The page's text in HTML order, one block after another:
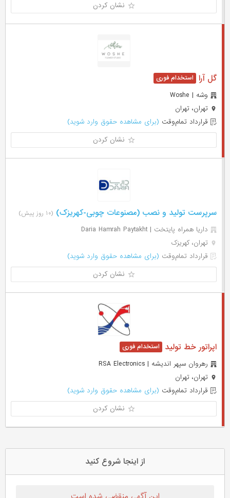
نشان کردن
گل آرا
وشه | Woshe
تهران، تهران
قرارداد تمام‌وقت (برای مشاهده حقوق وارد شوید)
نشان کردن
سرپرست تولید و نصب (مصنوعات چوبی-کهریزک) (۱۰ روز پیش)
داریا همراه پایتخت | Daria Hamrah Paytakht
تهران، کهریزک
قرارداد تمام‌وقت (برای مشاهده حقوق وارد شوید)
نشان کردن
اپراتور خط تولید
رهروان سپهر اندیشه | RSA Electronics
تهران، تهران
قرارداد تمام‌وقت (برای مشاهده حقوق وارد شوید)
نشان کردن
از اینجا شروع کنید